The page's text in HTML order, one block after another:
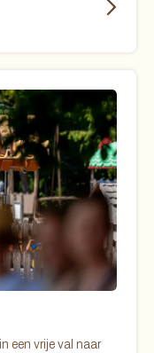
een vrije val naar